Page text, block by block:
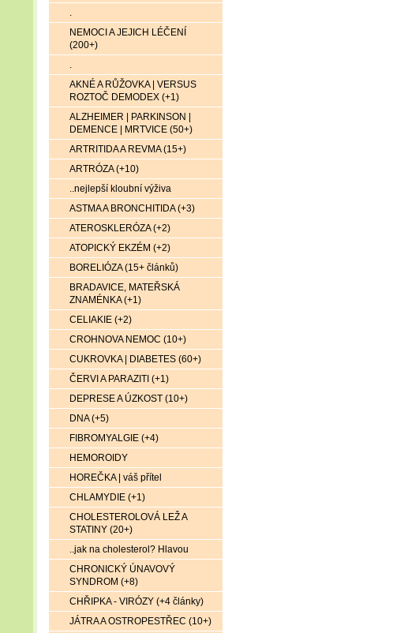
.
NEMOCI A JEJICH LÉČENÍ
(200+)
.
AKNÉ A RŮŽOVKA | VERSUS
ROZTOČ DEMODEX (+1)
ALZHEIMER | PARKINSON |
DEMENCE | MRTVICE (50+)
ARTRITIDA A REVMA (15+)
ARTRÓZA (+10)
..nejlepší kloubní výživa
ASTMA A BRONCHITIDA (+3)
ATEROSKLERÓZA (+2)
ATOPICKÝ EKZÉM (+2)
BORELIÓZA (15+ článků)
BRADAVICE, MATEŘSKÁ
ZNAMÉNKA (+1)
CELIAKIE (+2)
CROHNOVA NEMOC (10+)
CUKROVKA | DIABETES (60+)
ČERVI A PARAZITI (+1)
DEPRESE A ÚZKOST (10+)
DNA (+5)
FIBROMYALGIE (+4)
HEMOROIDY
HOREČKA | váš přítel
CHLAMYDIE (+1)
CHOLESTEROLOVÁ LEŽ A
STATINY (20+)
..jak na cholesterol? Hlavou
CHRONICKÝ ÚNAVOVÝ
SYNDROM (+8)
CHŘIPKA - VIRÓZY (+4 články)
JÁTRA A OSTROPESTŘEC (10+)